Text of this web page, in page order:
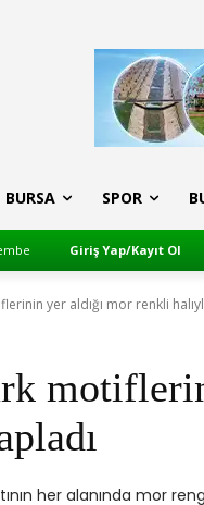
BURSA SPOR
Giriş Yap/Kayıt Ol
yer aldığı mor renkli
her alanında mor